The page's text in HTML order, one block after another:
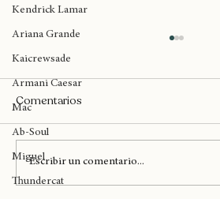
Anderson Paak
Kendrick Lamar
Ariana Grande
Kaicrewsade
Armani Caesar
Mac
Ab-Soul
Miguel
Comentarios
Escribir un comentario...